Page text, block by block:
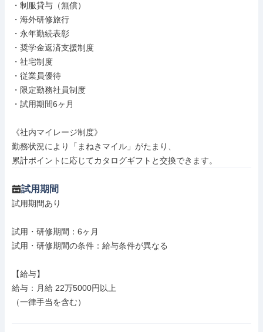
・制服貸与（無償）
・海外研修旅行
・永年勤続表彰
・奨学金返済支援制度
・社宅制度
・従業員優待
・限定勤務社員制度
・試用期間6ヶ月
《社内マイレージ制度》
勤務状況により「まねきマイル」がたまり、
累計ポイントに応じてカタログギフトと交換できます。
試用期間
試用期間あり
試用・研修期間：6ヶ月
試用・研修期間の条件：給与条件が異なる
【給与】
給与：月給 22万5000円以上
（一律手当を含む）